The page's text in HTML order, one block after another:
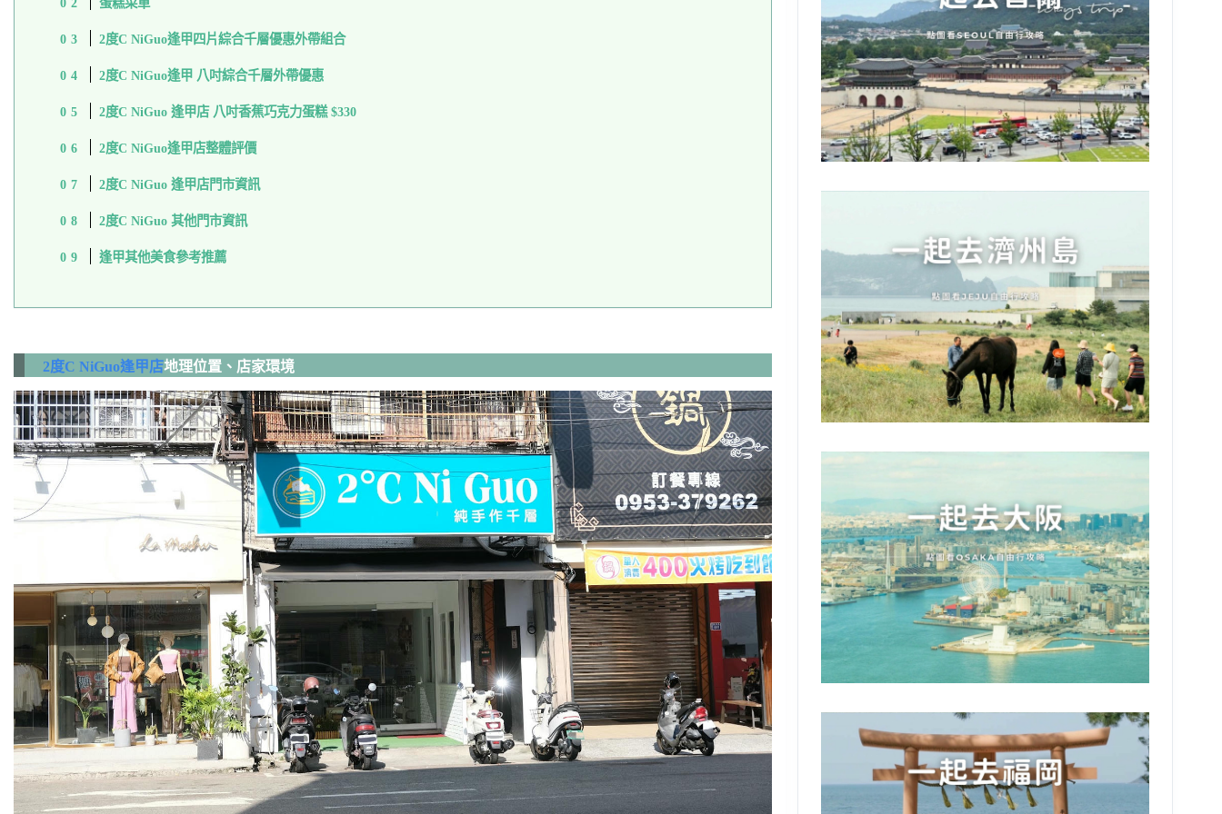
蛋糕菜單
2度C NiGuo逢甲四片綜合千層優惠外帶組合
2度C NiGuo逢甲 八吋綜合千層外帶優惠
2度C NiGuo 逢甲店 八吋香蕉巧克力蛋糕 $330
2度C NiGuo逢甲店整體評價
2度C NiGuo 逢甲店門市資訊
2度C NiGuo 其他門市資訊
逢甲其他美食參考推薦
2度C NiGuo逢甲店地理位置、店家環境